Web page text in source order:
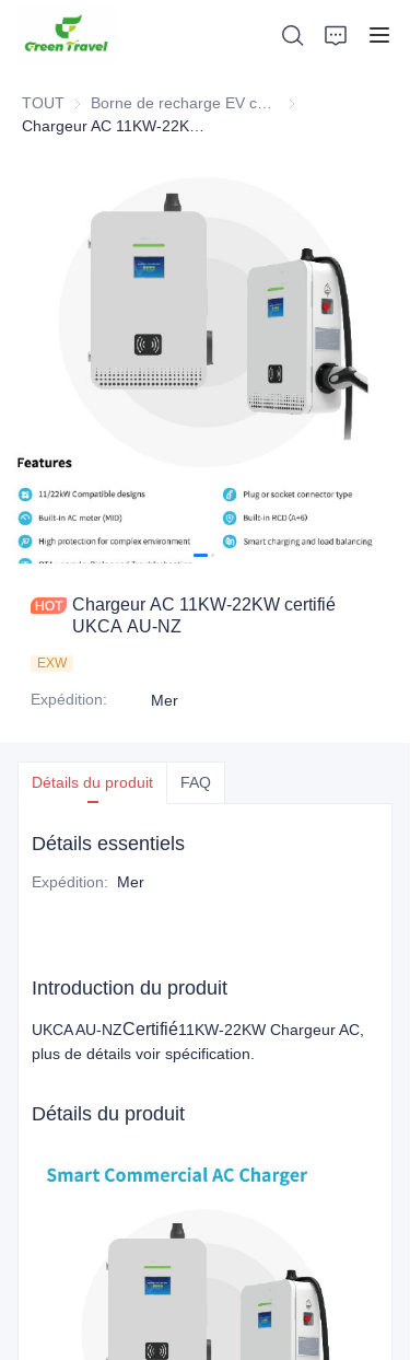
TOUT
Borne de
Chargeur AC 11KW-22KW certifié
UKCA AU-NZ
EXW
Expédition: Mer
Détails du produit FAQ
Détails essentiels
Expédition: Mer
Introduction du produit
UKCA AU-NZCertifié11KW-22KW Chargeur AC,
plus de détails voir spécification.
Détails du produit
Produits
Actualités et cas de coopération
Bases et processus de fabrication
Soutien